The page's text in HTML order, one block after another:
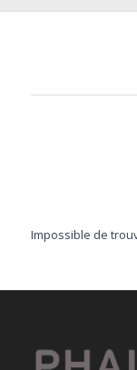
Impossible de